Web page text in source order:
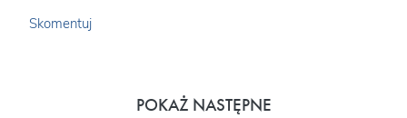
Skomentuj
POKAŻ NASTĘPNE